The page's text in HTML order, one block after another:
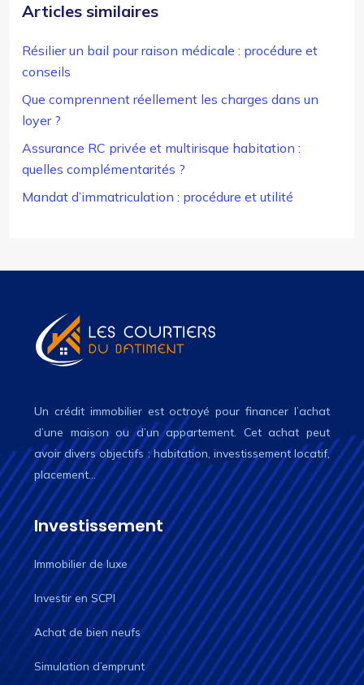
Articles similaires
Résilier un bail pour raison médicale : procédure et
conseils
Que comprennent réellement les charges dans un
loyer ?
Assurance RC privée et multirisque habitation :
quelles complémentarités ?
Mandat d’immatriculation : procédure et utilité
Un crédit immobilier est octroyé pour financer l’achat
d’une maison ou d’un appartement. Cet achat peut
avoir divers objectifs : habitation, investissement locatif,
placement…
Investissement
Immobilier de luxe
Investir en SCPI
Achat de bien neufs
Simulation d’emprunt